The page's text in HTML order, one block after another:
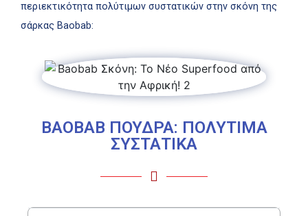
περιεκτικότητα πολύτιμων συστατικών στην σκόνη της
σάρκας Baobab:
BAOBAB ΠΟΥΔΡΑ: ΠΟΛΥΤΙΜΑ
ΣΥΣΤΑΤΙΚΑ